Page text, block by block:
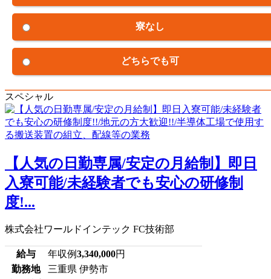
寮なし
どちらでも可
スペシャル
【人気の日勤専属/安定の月給制】即日
入寮可能/未経験者でも安心の研修制
度!...
株式会社ワールドインテック FC技術部
給与 年収例3,340,000円
勤務地
三重県 伊勢市